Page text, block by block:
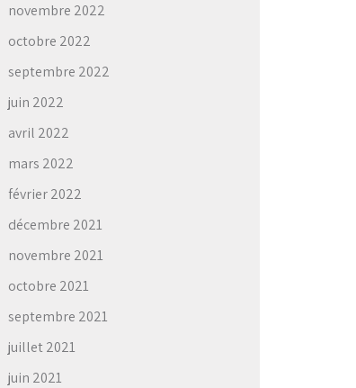
novembre 2022
octobre 2022
septembre 2022
juin 2022
avril 2022
mars 2022
février 2022
décembre 2021
novembre 2021
octobre 2021
septembre 2021
juillet 2021
juin 2021